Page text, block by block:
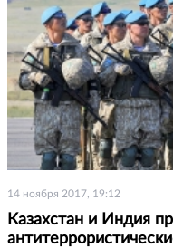
14 ноября 2017, 19:12
Казахстан и Индия